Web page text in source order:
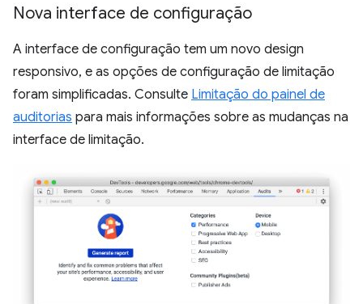
Nova interface de configuração
A interface de configuração tem um novo design
responsivo, e as opções de configuração de limitação
foram simplificadas. Consulte Limitação do painel de
auditorias para mais informações sobre as mudanças na
interface de limitação.